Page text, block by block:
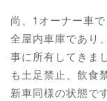
尚、1オーナー車
全屋内車庫であり
事に所有してきま
も土足禁止、飲食
新車同様の状態です